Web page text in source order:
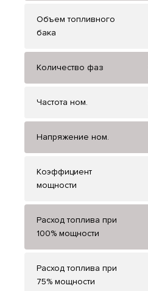
Объем топливного
бака
Количество фаз
Частота ном.
Напряжение ном.
Коэффициент
мощности
Расход топлива при
100% мощности
Расход топлива при
75% мощности